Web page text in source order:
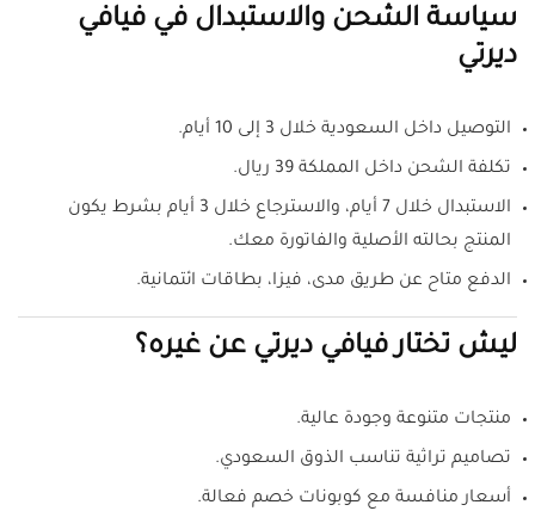
سياسة الشحن والاستبدال في فيافي
ديرتي
التوصيل داخل السعودية خلال 3 إلى 10 أيام.
تكلفة الشحن داخل المملكة 39 ريال.
الاستبدال خلال 7 أيام، والاسترجاع خلال 3 أيام بشرط يكون
المنتج بحالته الأصلية والفاتورة معك.
الدفع متاح عن طريق مدى، فيزا، بطاقات ائتمانية.
ليش تختار فيافي ديرتي عن غيره؟
منتجات متنوعة وجودة عالية.
تصاميم تراثية تناسب الذوق السعودي.
أسعار منافسة مع كوبونات خصم فعالة.